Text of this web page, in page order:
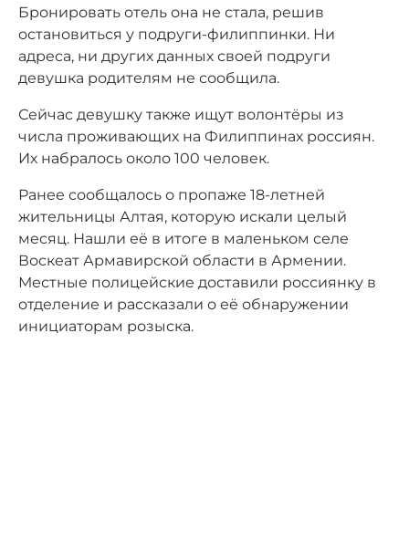
Бронировать отель она не стала, решив
остановиться у подруги-филиппинки. Ни
адреса, ни других данных своей подруги
девушка родителям не сообщила.
Сейчас девушку также ищут волонтёры из
числа проживающих на Филиппинах россиян.
Их набралось около 100 человек.
Ранее сообщалось о пропаже 18-летней
жительницы Алтая, которую искали целый
месяц. Нашли её в итоге в маленьком селе
Воскеат Армавирской области в Армении.
Местные полицейские доставили россиянку в
отделение и рассказали о её обнаружении
инициаторам розыска.